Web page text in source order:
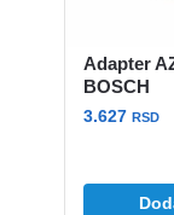
Adapter
BOSCH
3.627RSD